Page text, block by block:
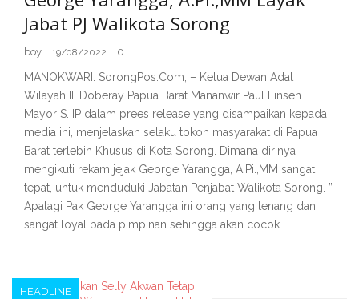
Jabat PJ Walikota Sorong
boy 19/08/2022 0
MANOKWARI. SorongPos.Com, – Ketua Dewan Adat
Wilayah III Doberay Papua Barat Mananwir Paul Finsen
Mayor S. IP dalam prees release yang disampaikan kepada
media ini, menjelaskan selaku tokoh masyarakat di Papua
Barat terlebih Khusus di Kota Sorong. Dimana dirinya
mengikuti rekam jejak George Yarangga, A.Pi.,MM sangat
tepat, untuk menduduki Jabatan Penjabat Walikota Sorong. ”
Apalagi Pak George Yarangga ini orang yang tenang dan
sangat loyal pada pimpinan sehingga akan cocok
HEADLINE